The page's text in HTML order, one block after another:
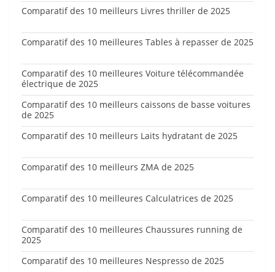
Comparatif des 10 meilleurs Livres thriller de 2025
Comparatif des 10 meilleures Tables à repasser de 2025
Comparatif des 10 meilleures Voiture télécommandée
électrique de 2025
Comparatif des 10 meilleurs caissons de basse voitures
de 2025
Comparatif des 10 meilleurs Laits hydratant de 2025
Comparatif des 10 meilleurs ZMA de 2025
Comparatif des 10 meilleures Calculatrices de 2025
Comparatif des 10 meilleures Chaussures running de
2025
Comparatif des 10 meilleures Nespresso de 2025